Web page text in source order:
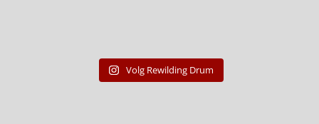
Volg Rewilding Drum